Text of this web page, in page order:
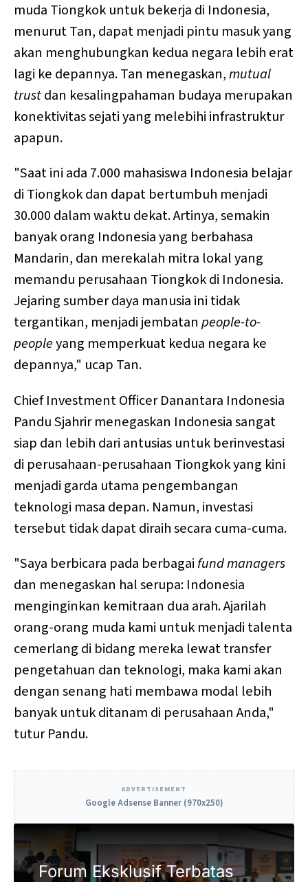
muda Tiongkok untuk bekerja di Indonesia,
menurut Tan, dapat menjadi pintu masuk yang
akan menghubungkan kedua negara lebih erat
lagi ke depannya. Tan menegaskan,mutual
trustdan kesalingpahaman budaya merupakan
konektivitas sejati yang melebihi infrastruktur
apapun.
"Saat ini ada 7.000 mahasiswa Indonesia belajar
di Tiongkok dan dapat bertumbuh menjadi
30.000 dalam waktu dekat. Artinya, semakin
banyak orang Indonesia yang berbahasa
Mandarin, dan merekalah mitra lokal yang
memandu perusahaan Tiongkok di Indonesia.
Jejaring sumber daya manusia ini tidak
tergantikan, menjadi jembatan people-to-
peopleyang memperkuat kedua negara ke
depannya," ucap Tan.
Chief Investment Officer Danantara Indonesia
Pandu Sjahrir menegaskan Indonesia sangat
siap dan lebih dari antusias untuk berinvestasi
di perusahaan-perusahaan Tiongkok yang kini
menjadi garda utama pengembangan
teknologi masa depan. Namun, investasi
tersebut tidak dapat diraih secara cuma-cuma.
"Saya berbicara pada berbagai fund managers
dan menegaskan hal serupa: Indonesia
menginginkan kemitraan dua arah. Ajarilah
orang-orang muda kami untuk menjadi talenta
cemerlang di bidang mereka lewat transfer
pengetahuan dan teknologi, maka kami akan
dengan senang hati membawa modal lebih
banyak untuk ditanam di perusahaan Anda,"
tutur Pandu.
ADVERTISEMENT
Google Adsense Banner (970x250)
Forum Eksklusif Terbatas